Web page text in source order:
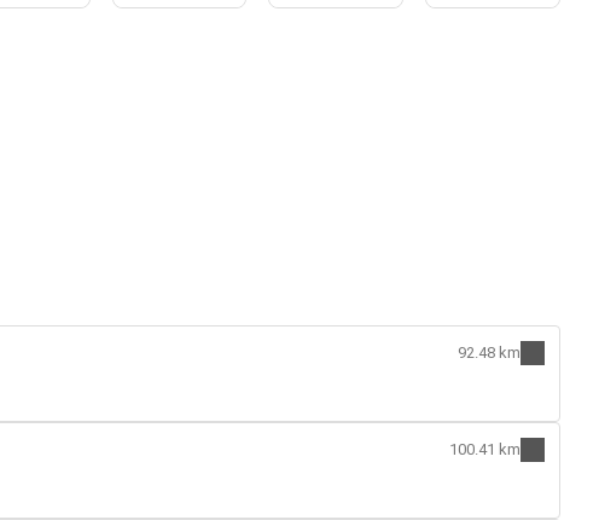
92.48 km
100.41 km